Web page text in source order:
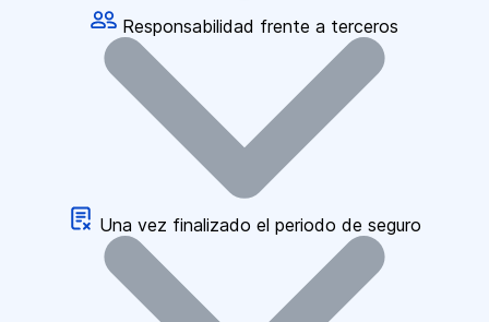
Responsabilidad frente a terceros
Una vez finalizado el periodo de seguro